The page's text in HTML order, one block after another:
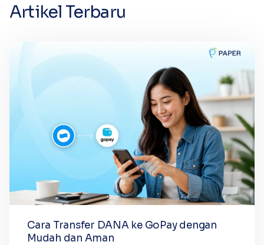
Artikel Terbaru
Cara Transfer DANA ke GoPay dengan
Mudah dan Aman